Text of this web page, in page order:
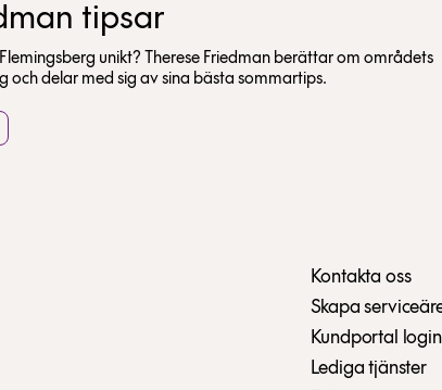
tipsar
unikt? Therese Friedman berättar om områdets
och delar med sig av sina bästa sommartips.
Kontakta oss
Skapa
Kundportal login
Lediga tjänster